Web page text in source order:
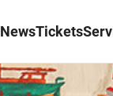
NewsTickets